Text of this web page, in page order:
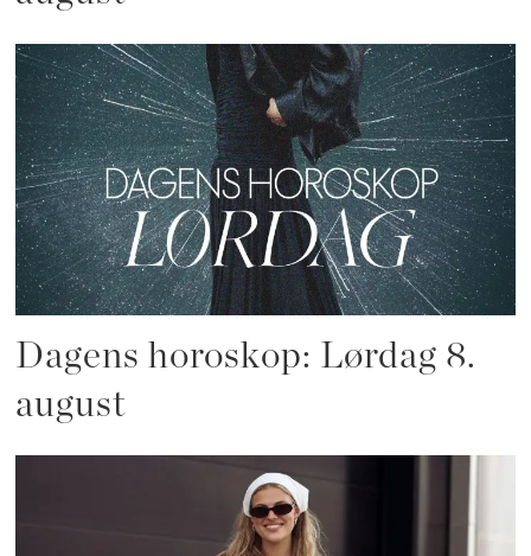
Dagens horoskop: Lørdag 8.
august